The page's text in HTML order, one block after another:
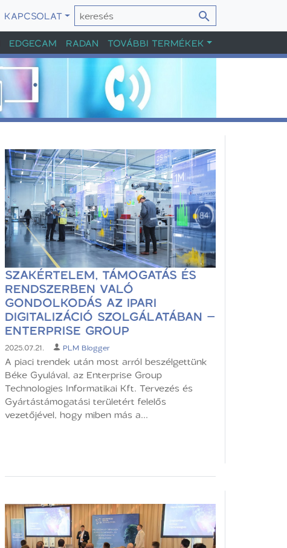
KAPCSOLAT
EDGECAM RADAN TOVÁBBI TERMÉKEK
SZAKÉRTELEM, TÁMOGATÁS ÉS
RENDSZERBEN VALÓ
GONDOLKODÁS AZ IPARI
DIGITALIZÁCIÓ SZOLGÁLATÁBAN –
ENTERPRISE GROUP
2025.07.21. PLM Blogger
A piaci trendek után most arról beszélgettünk
Béke Gyulával, az Enterprise Group
Technologies Informatikai Kft. Tervezés és
Gyártástámogatási területért felelős
vezetőjével, hogy miben más a...